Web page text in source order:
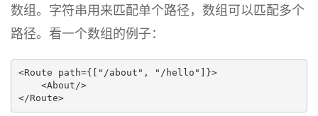
数组。字符串用来匹配单个路径，数组可以匹配多个
路径。看一个数组的例子：
<Route path={["/about", "/hello"]}>
</Route>